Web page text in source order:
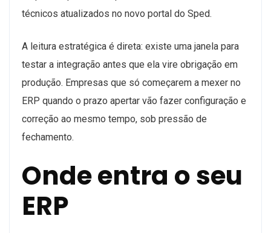
técnicos atualizados no novo portal do Sped.
A leitura estratégica é direta: existe uma janela para
testar a integração antes que ela vire obrigação em
produção. Empresas que só começarem a mexer no
ERP quando o prazo apertar vão fazer configuração e
correção ao mesmo tempo, sob pressão de
fechamento.
Onde entra o seu
ERP